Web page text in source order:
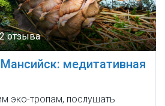
2 отзыва
медитативная
эко-тропам, послушать